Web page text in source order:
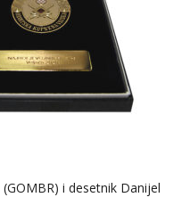
i desetnik Danijel